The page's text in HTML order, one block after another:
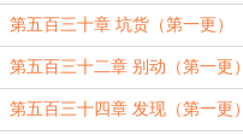
更）
第五百三十章 坑货（第一更）
第五百三十二章 别动（第一更）
第五百三十四章 发现（第一更）